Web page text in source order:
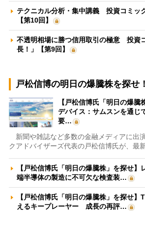
テクニカル分析・集中講義 投資コミッ
【第10回】
不透明相場に勝つ信用取引の極意 投資
長！」【第9回】
戸松信博の明日の爆騰株を探せ！
【戸松信博氏「明日の爆
デバイス：サムスンを通じ
要…
新聞や雑誌など多数の金融メディアに出
クアドバイザーズ代表の戸松信博氏が、最
【戸松信博氏「明日の爆騰株」を探せ】
端半導体の製造に不可欠な検査装…
【戸松信博氏「明日の爆騰株」を探せ
えるキープレーヤー 成長の再評…